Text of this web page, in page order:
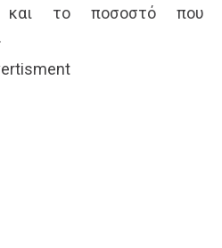
και το ποσοστό που